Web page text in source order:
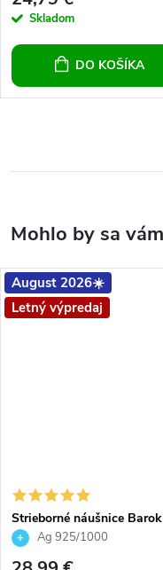
Skladom
DO KOŠÍKA
August 2026☀️
Letný výpredaj
Strieborné náušnice Barok
Crystals silver night - čierne
Ag 925/1000